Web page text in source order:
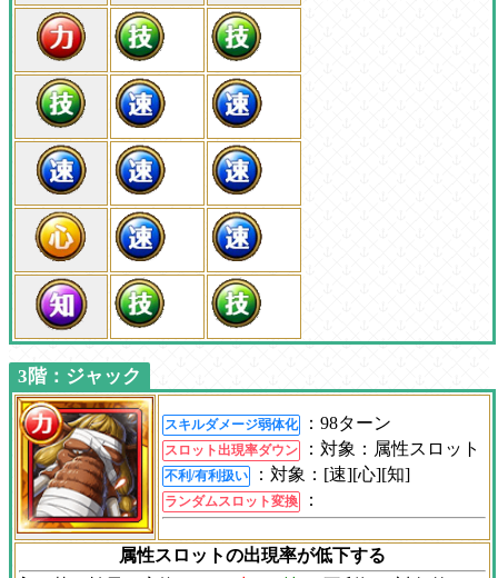
3階：ジャック
スキルダメージ弱体化 ：98ターン
スロット出現率ダウン ：対象：属性スロット
不利/有利扱い ：対象：[速][心][知]
ランダムスロット変換 ：
属性スロットの出現率が低下する